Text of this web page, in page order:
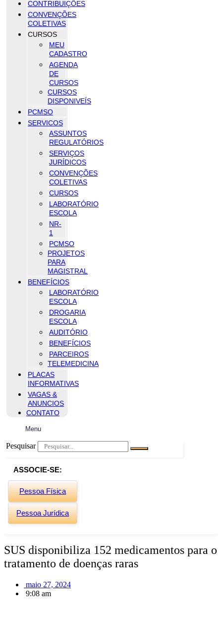
CONTRIBUIÇÕES
CONVENÇÕES
COLETIVAS
CURSOS
MEU
CADASTRO
AGENDA
DE
CURSOS
CURSOS
DISPONIVEÍS
PCMSO
SERVICOS
ASSUNTOS
REGULATÓRIOS
SERVIÇOS
JURÍDICOS
CONVENÇÕES
COLETIVAS
CURSOS
LABORATÓRIO
ESCOLA
NR-
1
PCMSO
PROJETOS
PARA
MAGISTRAL
BENEFÍCIOS
LABORATÓRIO
ESCOLA
DROGARIA
ESCOLA
AUDITÓRIO
BENEFÍCIOS
PARCEIROS
TELEMEDICINA
PLACAS
INFORMATIVAS
VAGAS &
ANUNCIOS
CONTATO
Menu
Pesquisar
ASSOCIE-SE:
Pessoa Física
Pessoa Jurídica
SUS disponibiliza 152 medicamentos para o
tratamento de doenças raras
maio 27, 2024
9:08 am